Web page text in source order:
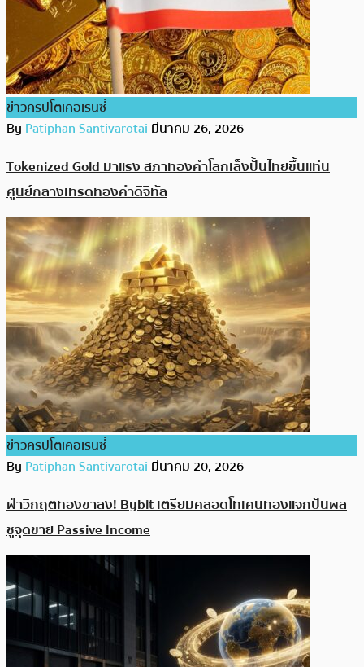
ข่าวคริปโตเคอเรนซี่
ByPatiphan Santivarotaiมีนาคม 26, 2026
Tokenized Gold มาแรง สภาทองคำโลกเล็งปั้นไทยขึ้นแท่น
ศูนย์กลางเทรดทองคำดิจิทัล
ข่าวคริปโตเคอเรนซี่
ByPatiphan Santivarotaiมีนาคม 20, 2026
ฝ่าวิกฤตทองขาลง! Bybit เตรียมคลอดโทเคนทองแจกปันผล
ชูจุดขาย Passive Income